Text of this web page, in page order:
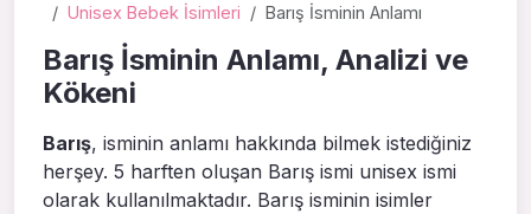
Unisex Bebek İsimleri
Barış İsminin Anlamı
Barış İsminin Anlamı, Analizi ve
Kökeni
Barış, isminin anlamı hakkında bilmek istediğiniz
herşey. 5 harften oluşan Barış ismi unisex ismi
olarak kullanılmaktadır. Barış isminin isimler